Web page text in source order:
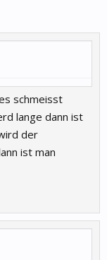
schmeisst
lange dann ist
der
ist man